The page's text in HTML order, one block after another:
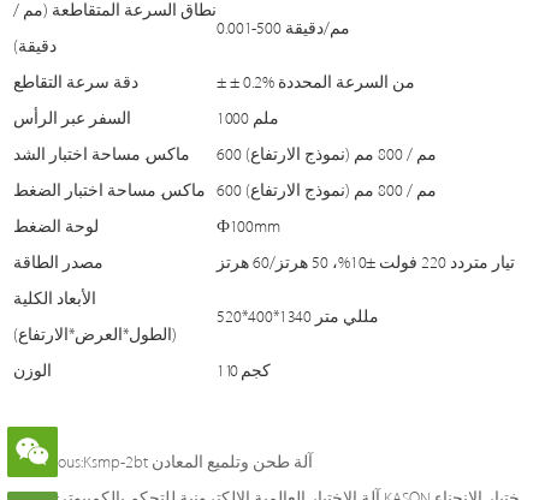
نطاق السرعة المتقاطعة (مم /
دقيقة)
0.001-500 مم/دقيقة
دقة سرعة التقاطع
± ± 0.2% من السرعة المحددة
السفر عبر الرأس
1000 ملم
ماكس. مساحة اختبار الشد
600 مم / 800 مم (نموذج الارتفاع)
ماكس. مساحة اختبار الضغط
600 مم / 800 مم (نموذج الارتفاع)
لوحة الضغط
Ф100mm
مصدر الطاقة
تيار متردد 220 فولت ±10%، 50 هرتز/60 هرتز
الأبعاد الكلية
(الطول*العرض*الارتفاع)
520*400*1340 مللي متر
الوزن 110 كجم
Previous:
Ksmp-2bt آلة طحن وتلميع المعادن